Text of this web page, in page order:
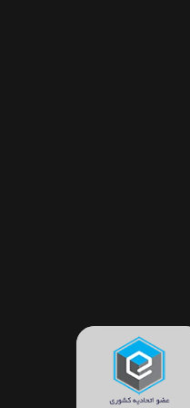
ارائه می‌شود.